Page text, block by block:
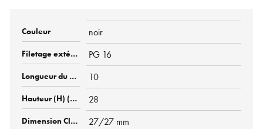
noir
PG 16
10
28
27/27 mm